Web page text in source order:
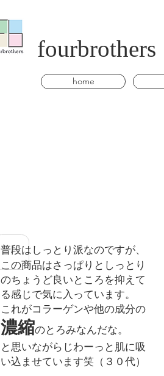
fourbrothers
home
普段はしっとり派なのですが、
この商品はさっぱりとしっとり
のちょうど良いところを抑えて
る感じで気に入っています。
これがコラーゲンや他の成分の
濃縮のとろみなんだな。
と思いながらじわーっと肌に吸
い込ませています笑 （３０代）